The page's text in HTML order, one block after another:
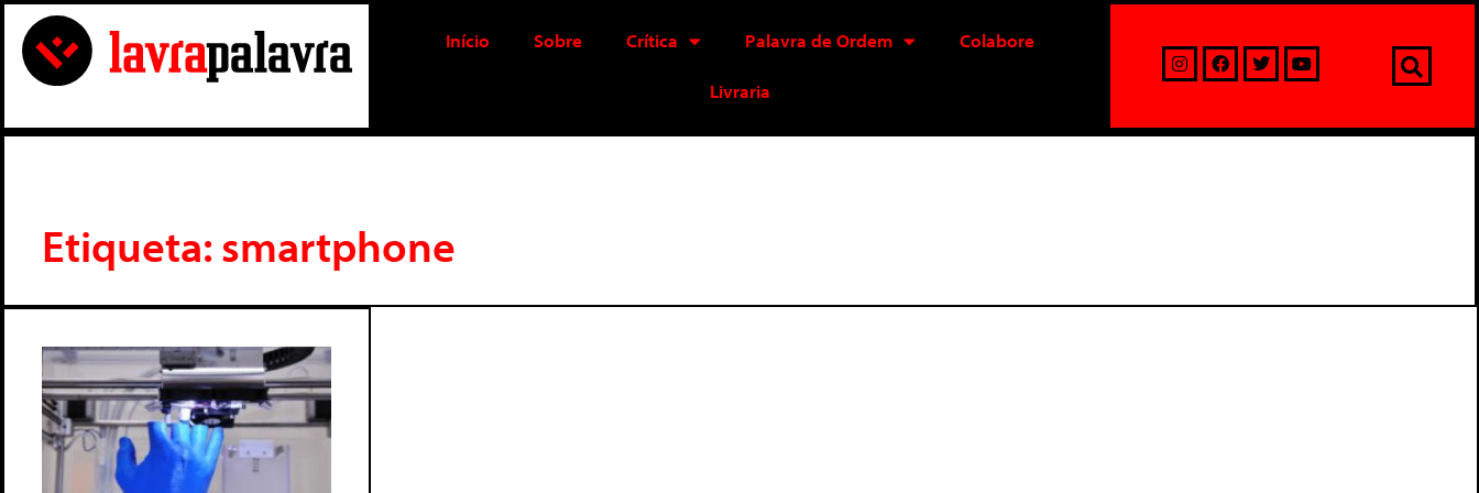
Início Sobre Crítica Palavra de Ordem Colabore
Livraria
Etiqueta: smartphone